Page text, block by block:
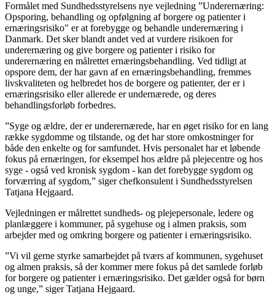
Formålet med Sundhedsstyrelsens nye vejledning ”Underernæring:
Opsporing, behandling og opfølgning af borgere og patienter i
ernæringsrisiko" er at forebygge og behandle underernæring i
Danmark. Det sker blandt andet ved at vurdere risikoen for
underernæring og give borgere og patienter i risiko for
underernæring en målrettet ernæringsbehandling. Ved tidligt at
opspore dem, der har gavn af en ernæringsbehandling, fremmes
livskvaliteten og helbredet hos de borgere og patienter, der er i
ernæringsrisiko eller allerede er undernærede, og deres
behandlingsforløb forbedres.
”Syge og ældre, der er underernærede, har en øget risiko for en lang
række sygdomme og tilstande, og det har store omkostninger for
både den enkelte og for samfundet. Hvis personalet har et løbende
fokus på ernæringen, for eksempel hos ældre på plejecentre og hos
syge - også ved kronisk sygdom - kan det forebygge sygdom og
forværring af sygdom,” siger chefkonsulent i Sundhedsstyrelsen
Tatjana Hejgaard.
Vejledningen er målrettet sundheds- og plejepersonale, ledere og
planlæggere i kommuner, på sygehuse og i almen praksis, som
arbejder med og omkring borgere og patienter i ernæringsrisiko.
”Vi vil gerne styrke samarbejdet på tværs af kommunen, sygehuset
og almen praksis, så der kommer mere fokus på det samlede forløb
for borgere og patienter i ernæringsrisiko. Det gælder også for børn
og unge,” siger Tatjana Hejgaard.